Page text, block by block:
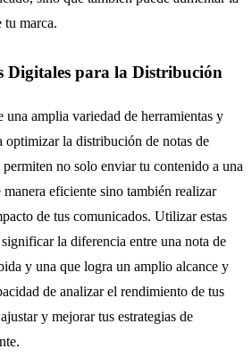
marca.
Digitales para la Distribución
amplia variedad de herramientas y
optimizar la distribución de notas de
permiten no solo enviar tu contenido a una
eficiente sino también realizar
de tus comunicados. Utilizar estas
la diferencia entre una nota de
y una que logra un amplio alcance y
de analizar el rendimiento de tus
y mejorar tus estrategias de